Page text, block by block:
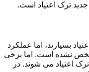
ترک اعتیاد است.
بسیارند، اما عملکرد
نشده است. اما برخی
اعتیاد می شوند. در